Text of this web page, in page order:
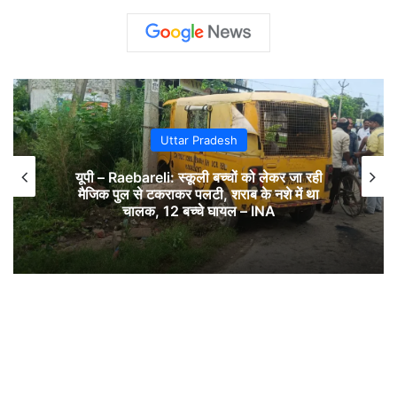
Uttar Pradesh
यूपी – Raebareli: स्कूली बच्चों को लेकर जा रही
मैजिक पुल से टकराकर पलटी, शराब के नशे में था
चालक, 12 बच्चे घायल – INA